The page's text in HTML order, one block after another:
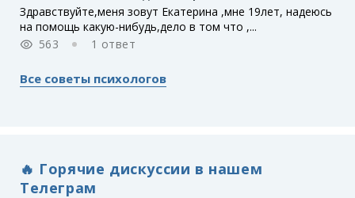
Здравствуйте,меня зовут Екатерина ,мне 19лет, надеюсь
на помощь какую-нибудь,дело в том что ,...
563
1 ответ
Все советы психологов
🔥 Горячие дискуссии в нашем
Телеграм